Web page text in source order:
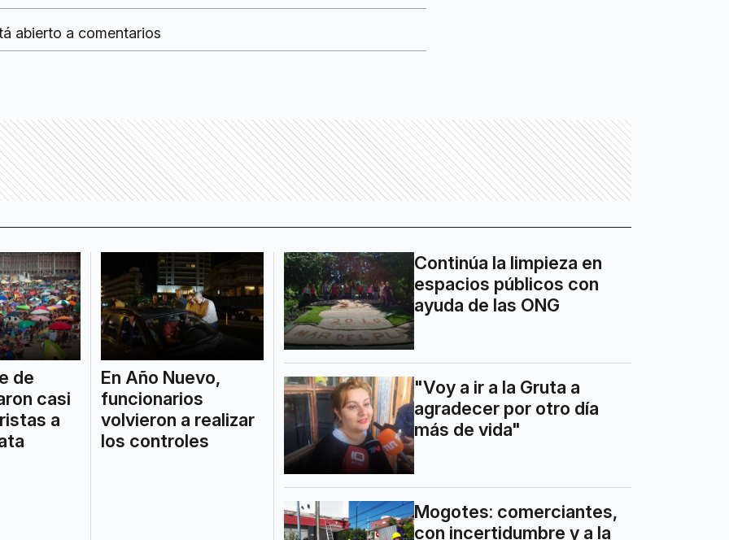
abierto a comentarios
de
casi
a
En Año Nuevo,
funcionarios
volvieron a realizar
los controles
Continúa la limpieza en
espacios públicos con
ayuda de las ONG
"Voy a ir a la Gruta a
agradecer por otro día
más de vida"
Mogotes: comerciantes,
con incertidumbre y a la